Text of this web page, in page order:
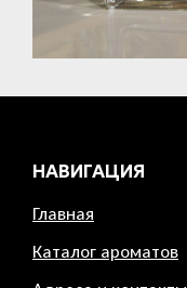
НАВИГАЦИЯ
Главная
Каталог ароматов